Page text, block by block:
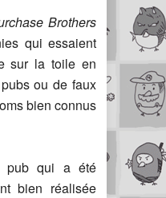
Brothers
qui essaient
sur la toile en
ou de faux
bien connus
pub qui a été
bien réalisée